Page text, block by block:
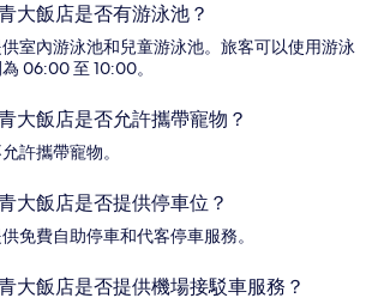
大飯店是否有游泳池？
室內游泳池和兒童游泳池。旅客可以使用游泳
06:00 至 10:00。
大飯店是否允許攜帶寵物？
許攜帶寵物。
大飯店是否提供停車位？
免費自助停車和代客停車服務。
大飯店是否提供機場接駁車服務？